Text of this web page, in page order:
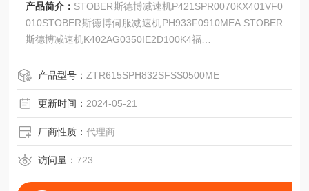
产品简介： STOBER斯德博减速机P421SPR0070KX401VF0
010STOBER斯德博伺服减速机PH933F0910MEA STOBER
斯德博减速机K402AG0350IE2D100K4福
NR.2111德博减速机 法兰式输出行星现货减速机变速机，传
动效率高
产品型号： ZTR615SPH832SFSS0500ME
更新时间： 2024-05-21
厂商性质：代理商
访问量：723